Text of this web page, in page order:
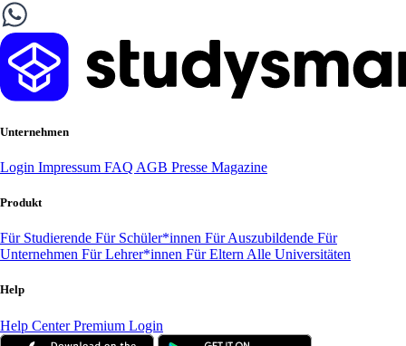
Unternehmen
Login Impressum FAQ AGB Presse Magazine
Produkt
Für Studierende Für Schüler*innen Für Auszubildende Für
Unternehmen Für Lehrer*innen Für Eltern Alle Universitäten
Help
Help CenterPremium Login